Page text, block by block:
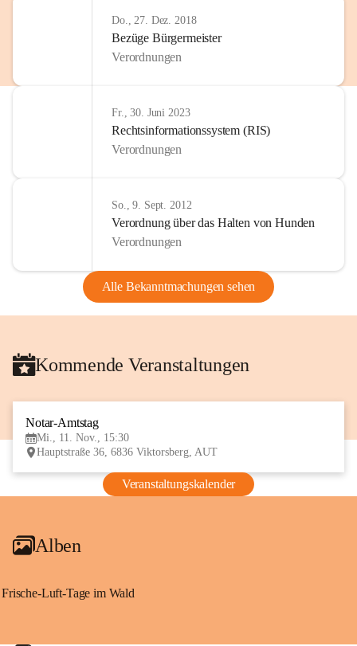
Do., 27. Dez. 2018
Bezüge Bürgermeister
Verordnungen
Fr., 30. Juni 2023
Rechtsinformationssystem (RIS)
Verordnungen
So., 9. Sept. 2012
Verordnung über das Halten von Hunden
Verordnungen
Alle Bekanntmachungen sehen
Kommende Veranstaltungen
Notar-Amtstag
Mi., 11. Nov., 15:30
Hauptstraße 36, 6836 Viktorsberg, AUT
Veranstaltungskalender
Alben
Frische-Luft-Tage im Wald